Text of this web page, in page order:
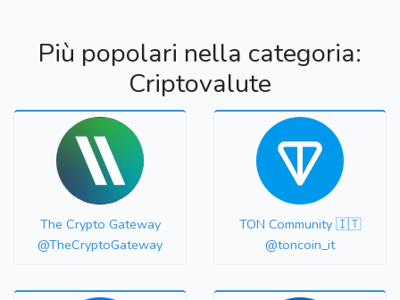
Più popolari nella categoria:
Criptovalute
The Crypto Gateway
@TheCryptoGateway
TON Community 🇮🇹
@toncoin_it